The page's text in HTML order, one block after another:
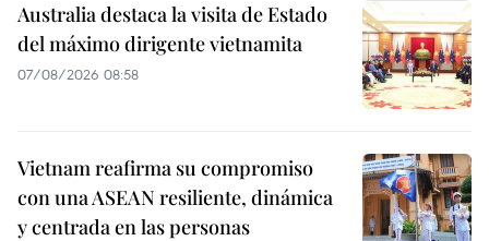
Australia destaca la visita de Estado
del máximo dirigente vietnamita
07/08/2026 08:58
Vietnam reafirma su compromiso
con una ASEAN resiliente, dinámica
y centrada en las personas